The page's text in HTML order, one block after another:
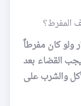
المفرط؟
ولو كان مفرطاً
القضاء بعد
والشرب على